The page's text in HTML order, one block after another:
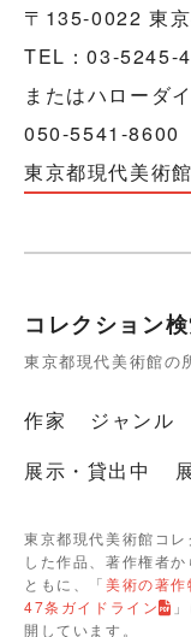
〒135-0022 東
TEL：03-5245-
またはハローダ
050-5541-8600
東京都現代美術
コレクション
東京都現代美術館の
作家 ジャンル
展示・貸出中
東京都現代美術館コ
した作品、著作権者
ともに、「美術の著
47条ガイドライン
開しています。